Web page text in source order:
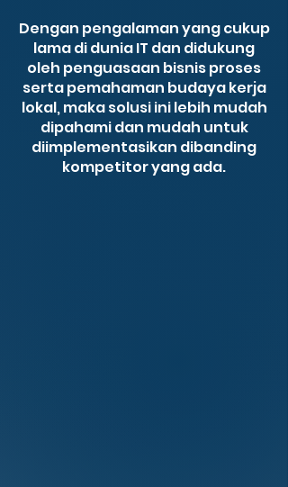
Dengan pengalaman yang cukup
lama di dunia IT dan didukung
oleh penguasaan bisnis proses
serta pemahaman budaya kerja
lokal, maka solusi ini lebih mudah
dipahami dan mudah untuk
diimplementasikan dibanding
kompetitor yang ada.